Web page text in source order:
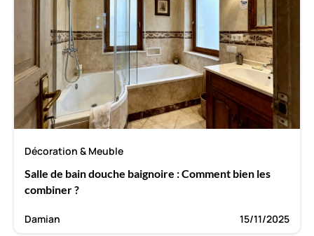
Décoration & Meuble
Salle de bain douche baignoire : Comment bien les
combiner ?
Damian 15/11/2025